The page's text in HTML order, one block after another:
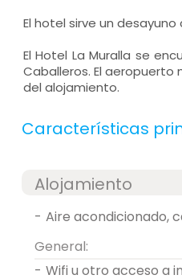
El hotel sirve un
El Hotel La Muralla se
Caballeros. El aeropuerto
del alojamiento.
Características
Alojamiento
-
aire acondicionado,
General:
-
wifi u otro acceso a